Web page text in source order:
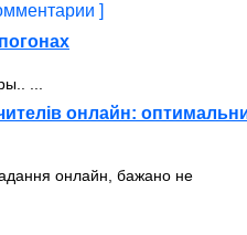
]
...
онлайн:
онлайн, бажано не